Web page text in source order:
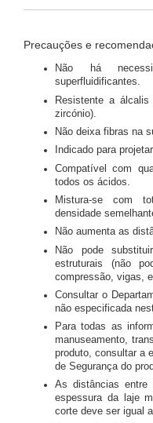
Precauções e
Não há
superfluidificantes.
Resistente a
zircónio).
Não deixa fibras na
Indicado para
Compatível com
todos os ácidos.
Mistura-se com
densidade
Não aumenta as
Não pode
estruturais (não
compressão, vigas,
Consultar o
não especificada
Para todas as
manuseamento,
produto, consultar a
de Segurança do
As distâncias
espessura da laje
corte deve ser igual